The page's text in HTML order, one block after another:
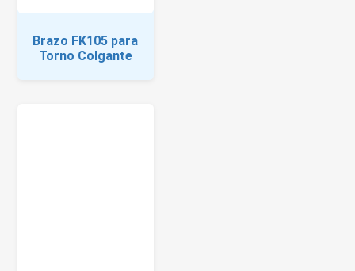
Brazo FK105 para
Torno Colgante